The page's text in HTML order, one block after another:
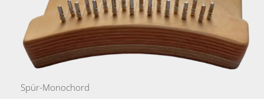
Spür-Monochord